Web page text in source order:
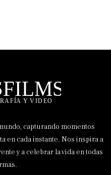
capturando momentos
en cada instante. Nos inspira a
y a celebrar la vida en todas